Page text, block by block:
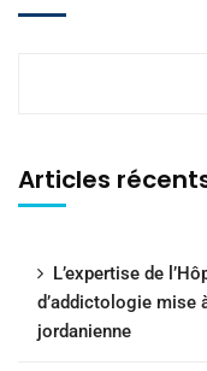
Articles
L’expertise de
d’addictologie mise
jordanienne